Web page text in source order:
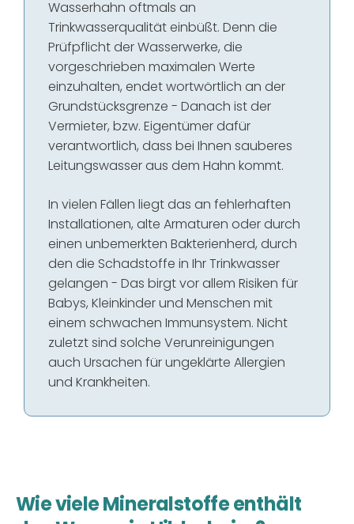
Wasserhahn oftmals an
Trinkwasserqualität einbüßt. Denn die
Prüfpflicht der Wasserwerke, die
vorgeschrieben maximalen Werte
einzuhalten, endet wortwörtlich an der
Grundstücksgrenze - Danach ist der
Vermieter, bzw. Eigentümer dafür
verantwortlich, dass bei Ihnen sauberes
Leitungswasser aus dem Hahn kommt.
In vielen Fällen liegt das an fehlerhaften
Installationen, alte Armaturen oder durch
einen unbemerkten Bakterienherd, durch
den die Schadstoffe in Ihr Trinkwasser
gelangen - Das birgt vor allem Risiken für
Babys, Kleinkinder und Menschen mit
einem schwachen Immunsystem. Nicht
zuletzt sind solche Verunreinigungen
auch Ursachen für ungeklärte Allergien
und Krankheiten.
Wie viele Mineralstoffe enthält